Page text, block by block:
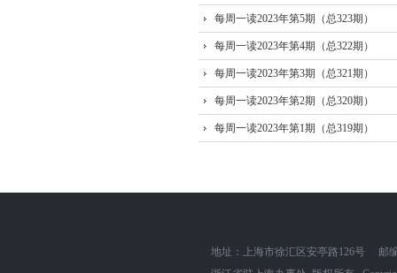
每周一读2023年第5期（总323期）
每周一读2023年第4期（总322期）
每周一读2023年第3期（总321期）
每周一读2023年第2期（总320期）
每周一读2023年第1期（总319期）
地址：上海市徐汇区安亭路126号
邮